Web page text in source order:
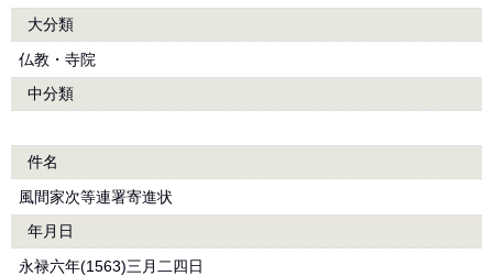
大分類
仏教・寺院
中分類
件名
風間家次等連署寄進状
年月日
永禄六年(1563)三月二四日